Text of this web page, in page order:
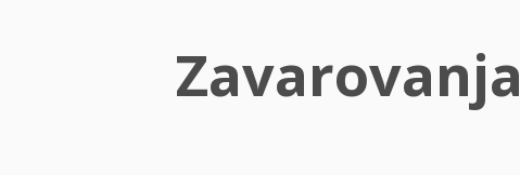
Zavarovanja